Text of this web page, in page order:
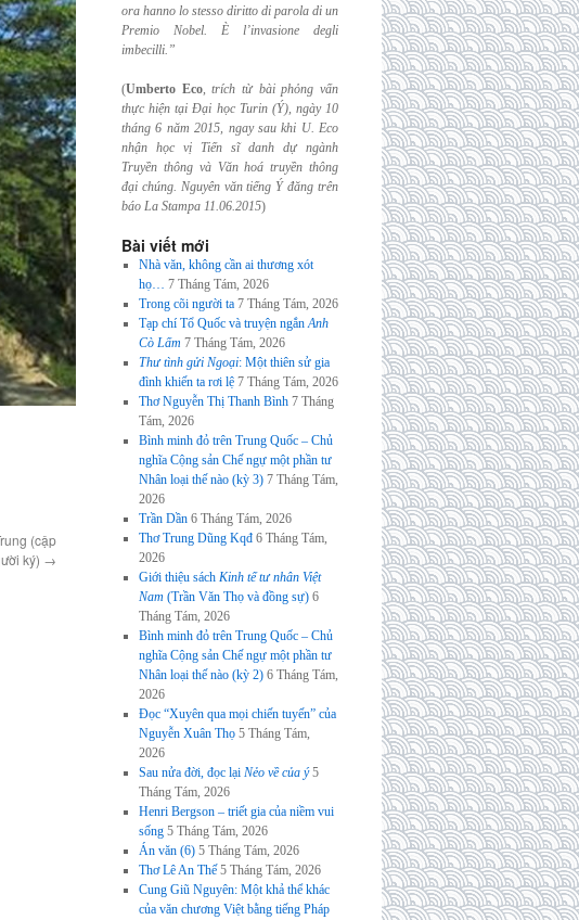
(cập
ký) →
ora hanno lo stesso diritto di parola di un
Premio Nobel. È l’invasione degli
imbecilli.”
(Umberto Eco,trích từ bài phỏng vấn
thực hiện tại Đại học Turin (Ý), ngày 10
tháng 6 năm 2015, ngay sau khi U. Eco
nhận học vị Tiến sĩ danh dự ngành
Truyền thông và Văn hoá truyền thông
đại chúng. Nguyên văn tiếng Ý đăng trên
báo La Stampa 11.06.2015)
Bài viết mới
Nhà văn, không cần ai thương xót
họ… 7 Tháng Tám, 2026
Trong cõi người ta 7 Tháng Tám, 2026
Tạp chí Tổ Quốc và truyện ngắnAnh
Cò Lấm 7 Tháng Tám, 2026
Thư tình gửi Ngoại: Một thiên sử gia
đình khiến ta rơi lệ 7 Tháng Tám, 2026
Thơ Nguyễn Thị Thanh Bình 7 Tháng
Tám, 2026
Bình minh đỏ trên Trung Quốc – Chủ
nghĩa Cộng sản Chế ngự một phần tư
Nhân loại thế nào (kỳ 3) 7 Tháng Tám,
2026
Trần Dần 6 Tháng Tám, 2026
Thơ Trung Dũng Kqđ 6 Tháng Tám,
2026
Giới thiệu sách Kinh tế tư nhân Việt
Nam (Trần Văn Thọ và đồng sự) 6
Tháng Tám, 2026
Bình minh đỏ trên Trung Quốc – Chủ
nghĩa Cộng sản Chế ngự một phần tư
Nhân loại thế nào (kỳ 2) 6 Tháng Tám,
2026
Đọc “Xuyên qua mọi chiến tuyến” của
Nguyễn Xuân Thọ 5 Tháng Tám,
2026
Sau nửa đời, đọc lại Nẻo về của ý 5
Tháng Tám, 2026
Henri Bergson – triết gia của niềm vui
sống 5 Tháng Tám, 2026
Án văn (6) 5 Tháng Tám, 2026
Thơ Lê An Thế 5 Tháng Tám, 2026
Cung Giũ Nguyên: Một khả thể khác
của văn chương Việt bằng tiếng Pháp